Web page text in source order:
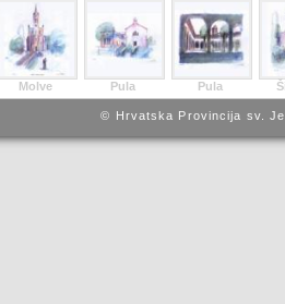
Molve Pula Pula
© Hrvatska Provincija sv.